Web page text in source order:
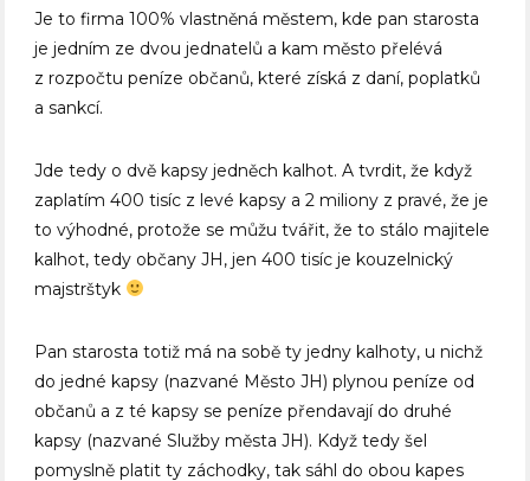
Je to firma 100% vlastněná městem, kde pan starosta
je jedním ze dvou jednatelů a kam město přelévá
z rozpočtu peníze občanů, které získá z daní, poplatků
a sankcí.
Jde tedy o dvě kapsy jedněch kalhot. A tvrdit, že když
zaplatím 400 tisíc z levé kapsy a 2 miliony z pravé, že je
to výhodné, protože se můžu tvářit, že to stálo majitele
kalhot, tedy občany JH, jen 400 tisíc je kouzelnický
majstrštyk
Pan starosta totiž má na sobě ty jedny kalhoty, u nichž
do jedné kapsy (nazvané Město JH) plynou peníze od
občanů a z té kapsy se peníze přendavají do druhé
kapsy (nazvané Služby města JH). Když tedy šel
pomyslně platit ty záchodky, tak sáhl do obou kapes